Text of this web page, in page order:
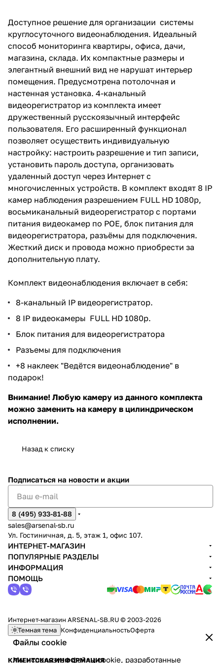
устройств. В комплект входят 8
IP камер наблюдения
разрешением FULL HD 1080p,
восьмиканальный
видеорегистратор c портами
питания видеокамер по POE,
видеорегистратора, разъёмы
для подключения. Жесткий
диск и провода можно
приобрести за дополнительную
плату.
Комплект видеонаблюдения
Доступное решение для организации системы
круглосуточного видеонаблюдения. Идеальный
способ мониторинга квартиры, офиса, дачи,
магазина, склада. Их компактные размеры и
элегантный внешний вид не нарушат интерьер
помещения. Предусмотрена потолочная и
настенная установка. 4-канальный
видеорегистратор из комплекта имеет
дружественный русскоязычный интерфейс
пользователя. Его расширенный функционал
позволяет осуществить индивидуальную
настройку: настроить разрешение и тип записи,
установить пароль доступа, организовать
удаленный доступ через Интернет с
многочисленных устройств. В комплект входят 8 IP
камер наблюдения разрешением FULL HD 1080p,
восьмиканальный видеорегистратор c портами
питания видеокамер по POE, блок питания для
видеорегистратора, разъёмы для подключения.
Жесткий диск и провода можно приобрести за
дополнительную плату.
Комплект видеонаблюдения включает в себя:
8-канальный IP видеорегистратор.
8 IP видеокамеры FULL HD 1080p.
Блок питания для видеорегистратора
Разъемы для подключения
+8 наклеек "Ведётся видеонаблюдение" в
подарок!
Внимание! Любую камеру из данного комплекта
можно заменить на камеру в цилиндрическом
исполнении.
Назад к списку
Файлы cookie
Мы используем файлы cookie, разработанные
Подписаться на новости и акции
8 (495) 933-81-88
sales@arsenal-sb.ru
Ул. Гостиничная, д. 5, этаж 1, офис 107.
ИНТЕРНЕТ-МАГАЗИН
ПОПУЛЯРНЫЕ РАЗДЕЛЫ
ИНФОРМАЦИЯ
ПОМОЩЬ
Интернет-магазин ARSENAL-SB.RU © 2003-2026
Темная тема КонфиденциальностьОферта
КЛИЕНТСКАЯ ИНФОРМАЦИЯ